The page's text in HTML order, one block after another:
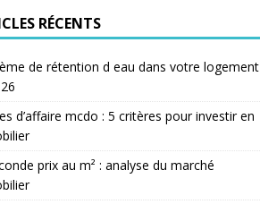
RÉCENTS
de rétention d eau dans votre logement
d’affaire mcdo : 5 critères pour investir en
prix au m² : analyse du marché